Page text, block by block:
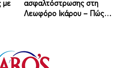
με
ασφαλτόστρωσης στη
Λεωφόρο Ικάρου – Πώς…